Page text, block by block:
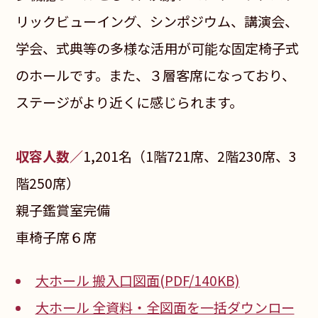
リックビューイング、シンポジウム、講演会、
学会、式典等の多様な活用が可能な固定椅子式
のホールです。また、３層客席になっており、
ステージがより近くに感じられます。
収容人数／1,201名（1階721席、2階230席、3
階250席）
親子鑑賞室完備
車椅子席６席
大ホール 搬入口図面(PDF/140KB)
大ホール 全資料・全図面を一括ダウンロー